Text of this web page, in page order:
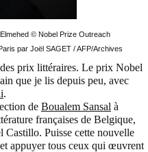
© Nobel Prize Outreach
par Joël SAGET / AFP/Archives
prix littéraires. Le prix Nobel
que je lis depuis peu, avec
.
de Boualem Sansal à
françaises de Belgique,
Castillo. Puisse cette nouvelle
appuyer tous ceux qui œuvrent